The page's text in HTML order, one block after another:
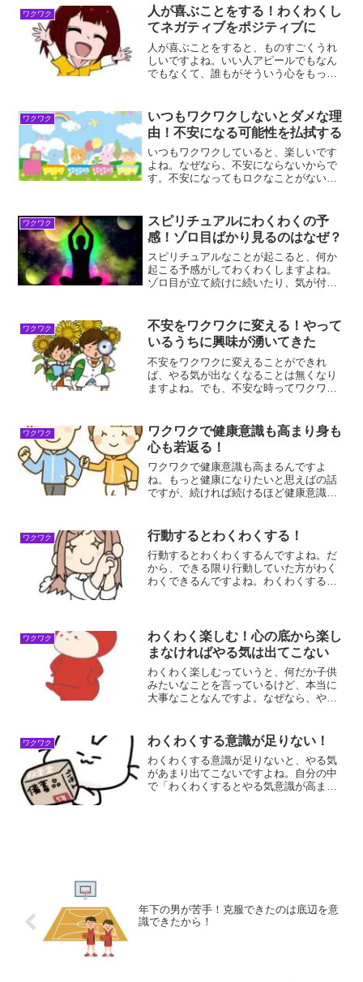
とタイミングさえ押さえれば、朝一から
やる気を持続することがで...
ワクワク
人が喜ぶことをする！わくわくし
てネガティブをポジティブに
人が喜ぶことをすると、ものすごくうれ
しいですよね。いい人アピールでもなん
でもなくて、誰もがそういう心をもって
由人が喜ぶことをする理由は、わくわく
するからです。なぜなら、...
ワクワク
いつもワクワクしないとダメな理
由！不安になる可能性を払拭する
いつもワクワクしていると、楽しいです
よね。なぜなら、不安にならないからで
す。不安になってもロクなことがないの
ワクワクの反対は不安です。ポジティブ
な感情を抱いた時は、ワク...
ワクワク
スピリチュアルにわくわくの予
感！ゾロ目ばかり見るのはなぜ？
スピリチュアルなことが起こると、何か
起こる予感がしてわくわくしますよね。
ゾロ目が立て続けに続いたり、気が付く
ことなんですよ！スピリチュアルにわく
わくの予感！ゾロ目ばかり...
ワクワク
不安をワクワクに変える！やって
いるうちに興味が湧いてきた
不安をワクワクに変えることができれ
ば、やる気が出なくなることは無くなり
ますよね。でも、不安な時ってワクワク
なりますよ。不安をワクワクに変える！
不安をワクワクに変える理由...
ワクワク
ワクワクで健康意識も高まり身も
心も若返る！
ワクワクで健康意識も高まるんですよ
ね。もっと健康になりたいと思えばの話
ですが、続ければ続けるほど健康意識も
べきですよね。ワクワクすると健康にな
る理由ワクワクすると健康に...
ワクワク 行動するとわくわくする！
行動するとわくわくするんですよね。だ
から、できる限り行動していた方がわく
わくできるんですよね。わくわくすると
動するとわくわくする理由...
ワクワク
わくわく楽しむ！心の底から楽し
まなければやる気は出てこない
わくわく楽しむっていうと、何だか子供
みたいなことを言っているけど、本当に
大事なことなんですよ。なぜなら、やる
わく楽しむと言っても、言葉で言えばい
いというものではないんで...
ワクワク わくわくする意識が足りない！
わくわくする意識が足りないと、やる気
があまり出てこないですよね。自分の中
で「わくわくするとやる気意識が高ま
年下の男が苦手！克服できたのは底辺を意
識できたから！